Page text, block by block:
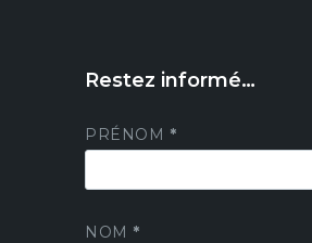
Restez informé…
PRÉNOM *
NOM *